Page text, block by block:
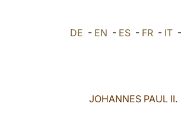
DE - EN - ES - FR - IT -
JOHANNES PAUL II.